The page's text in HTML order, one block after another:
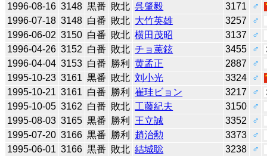
1996-08-16 3148 黒番 敗北 呉肇毅 3171
♂
1996-07-18 3148 白番 敗北 大竹英雄 3257
♂
1996-06-02 3150 白番 敗北 横田茂昭 3137
♂
1996-04-26 3152 白番 敗北 チョ薫鉉 3455
♂
1996-04-04 3153 白番 勝利 黄孟正 2887
♂
1995-10-23 3161 黒番 敗北 刘小光 3324
♂
1995-10-21 3161 白番 勝利 崔珪ビョン 3217
♂
1995-10-05 3162 白番 敗北 工藤紀夫 3150
♂
1995-08-03 3165 黒番 勝利 王立誠 3352
♂
1995-07-20 3166 黒番 勝利 趙治勲 3373
♂
1995-06-01 3166 黒番 敗北 結城聡 3238
♂